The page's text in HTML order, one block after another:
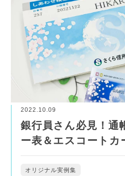
2022.10.09
銀行員さん必見！通
ー表＆エスコートカ
オリジナル実例集